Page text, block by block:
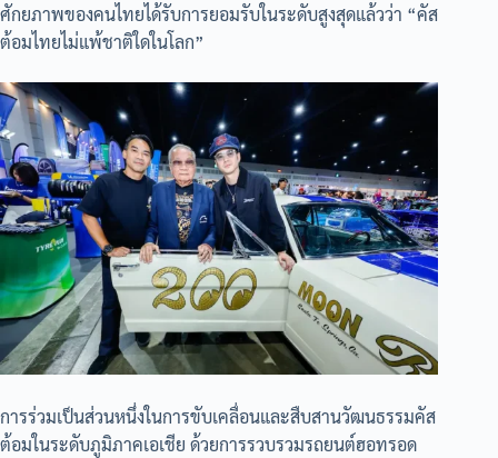
ศักยภาพของคนไทยได้รับการยอมรับในระดับสูงสุดแล้วว่า “คัส
ต้อมไทยไม่แพ้ชาติใดในโลก”
การร่วมเป็นส่วนหนึ่งในการขับเคลื่อนและสืบสานวัฒนธรรมคัส
ต้อมในระดับภูมิภาคเอเชีย ด้วยการรวบรวมรถยนต์ฮอทรอด